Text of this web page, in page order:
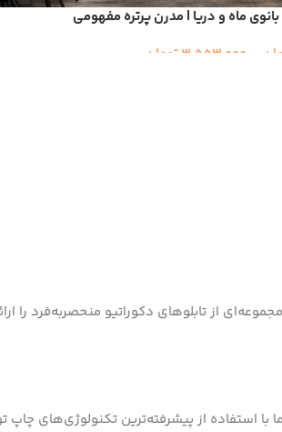
بانوی ماه و دریا | مدرن پرتره مفهومی
3,553,000تومان
از تابلوهای دکوراتیو منحصر‌به‌فرد
با استفاده از پیشرفته‌ترین تکنولوژی‌های